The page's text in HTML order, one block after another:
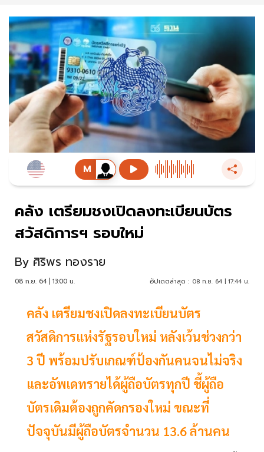
คลัง เตรียมชงเปิดลงทะเบียนบัตร
สวัสดิการฯ รอบใหม่
By ศิริพร ทองราย
08 ก.ย. 64 | 13:00 น. อัปเดตล่าสุด : 08 ก.ย. 64 | 17:44 น.
คลัง เตรียมชงเปิดลงทะเบียนบัตร
สวัสดิการแห่งรัฐรอบใหม่ หลังเว้นช่วงกว่า
3 ปี พร้อมปรับเกณฑ์ป้องกันคนจนไม่จริง
และอัพเดทรายได้ผู้ถือบัตรทุกปี ชี้ผู้ถือ
บัตรเดิมต้องถูกคัดกรองใหม่ ขณะที่
ปัจจุบันมีผู้ถือบัตรจำนวน 13.6 ล้านคน